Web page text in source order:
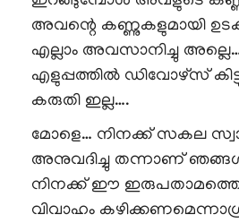
അവന്റെ കണ്ണുകളുമായി
എല്ലാം അവസാനിച്ചു
എളുപ്പത്തിൽ ഡിവോഴ്സ്
കരുതി ഇല്ല….
മോളെ… നിനക്ക് സകല
അനുവദിച്ചു തന്നാണ്
നിനക്ക് ഈ ഇരുപതാമത്തെ
വിവാഹം